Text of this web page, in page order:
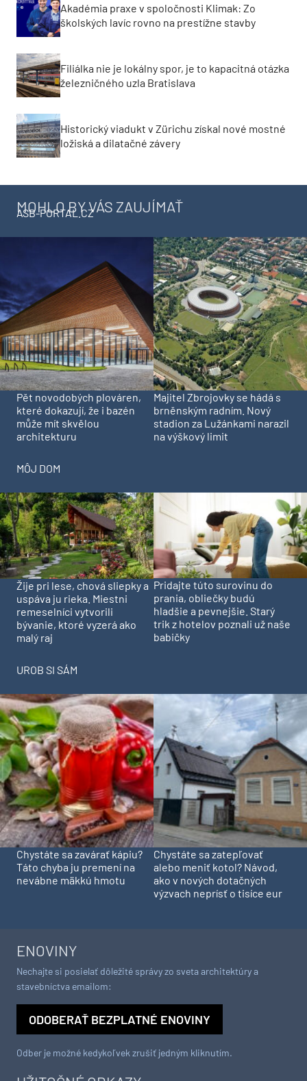
Akadémia praxe v spoločnosti Klimak: Zo
školských lavíc rovno na prestížne stavby
Filiálka nie je lokálny spor, je to kapacitná otázka
železničného uzla Bratislava
Historický viadukt v Zürichu získal nové mostné
ložiská a dilatačné závery
MOHLO BY VÁS ZAUJÍMAŤ
ASB-PORTAL.CZ
Pět novodobých plováren,
které dokazují, že i bazén
může mít skvělou
architekturu
Majitel Zbrojovky se hádá s
brněnským radním. Nový
stadion za Lužánkami narazil
na výškový limit
MÔJ DOM
Žije pri lese, chová sliepky a
uspáva ju rieka. Miestni
remeselníci vytvorili
bývanie, ktoré vyzerá ako
malý raj
Pridajte túto surovinu do
prania, obliečky budú
hladšie a pevnejšie. Starý
trik z hotelov poznali už naše
babičky
UROB SI SÁM
Chystáte sa zavárať kápiu?
Táto chyba ju premení na
nevábne mäkkú hmotu
Chystáte sa zatepľovať
alebo meniť kotol? Návod,
ako v nových dotačných
výzvach neprísť o tisíce eur
ENOVINY
Nechajte si posielať dôležité správy zo sveta architektúry a
stavebníctva emailom:
ODOBERAŤ BEZPLATNÉ ENOVINY
Odber je možné kedykoľvek zrušiť jedným kliknutím.